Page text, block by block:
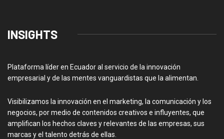
INSIGHTS
Plataforma líder en Ecuador al servicio de la innovación
empresarial y de las mentes vanguardistas que la alimentan.
Visibilizamos la innovación en el marketing, la comunicación y los
negocios, por medio de contenidos creativos e influyentes, que
amplifican los hechos claves y relevantes de las empresas, sus
marcas y el talento detrás de ellas.